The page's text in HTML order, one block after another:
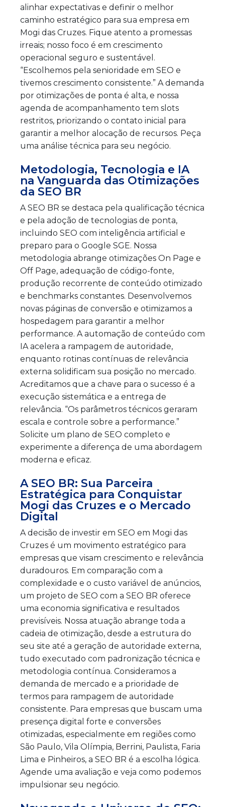
alinhar expectativas e definir o melhor
caminho estratégico para sua empresa em
Mogi das Cruzes. Fique atento a promessas
irreais; nosso foco é em crescimento
operacional seguro e sustentável.
“Escolhemos pela senioridade em SEO e
tivemos crescimento consistente.” A demanda
por otimizações de ponta é alta, e nossa
agenda de acompanhamento tem slots
restritos, priorizando o contato inicial para
garantir a melhor alocação de recursos. Peça
uma análise técnica para seu negócio.
Metodologia, Tecnologia e IA
na Vanguarda das Otimizações
da SEO BR
A SEO BR se destaca pela qualificação técnica
e pela adoção de tecnologias de ponta,
incluindo SEO com inteligência artificial e
preparo para o Google SGE. Nossa
metodologia abrange otimizações On Page e
Off Page, adequação de código-fonte,
produção recorrente de conteúdo otimizado
e benchmarks constantes. Desenvolvemos
novas páginas de conversão e otimizamos a
hospedagem para garantir a melhor
performance. A automação de conteúdo com
IA acelera a rampagem de autoridade,
enquanto rotinas contínuas de relevância
externa solidificam sua posição no mercado.
Acreditamos que a chave para o sucesso é a
execução sistemática e a entrega de
relevância. “Os parâmetros técnicos geraram
escala e controle sobre a performance.”
Solicite um plano de SEO completo e
experimente a diferença de uma abordagem
moderna e eficaz.
A SEO BR: Sua Parceira
Estratégica para Conquistar
Mogi das Cruzes e o Mercado
Digital
A decisão de investir em SEO em Mogi das
Cruzes é um movimento estratégico para
empresas que visam crescimento e relevância
duradouros. Em comparação com a
complexidade e o custo variável de anúncios,
um projeto de SEO com a SEO BR oferece
uma economia significativa e resultados
previsíveis. Nossa atuação abrange toda a
cadeia de otimização, desde a estrutura do
seu site até a geração de autoridade externa,
tudo executado com padronização técnica e
metodologia contínua. Consideramos a
demanda de mercado e a prioridade de
termos para rampagem de autoridade
consistente. Para empresas que buscam uma
presença digital forte e conversões
otimizadas, especialmente em regiões como
São Paulo, Vila Olímpia, Berrini, Paulista, Faria
Lima e Pinheiros, a SEO BR é a escolha lógica.
Agende uma avaliação e veja como podemos
impulsionar seu negócio.